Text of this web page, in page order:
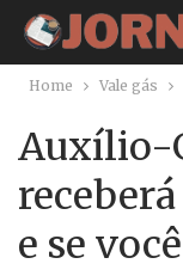
Home Vale gás
Auxílio-
e se